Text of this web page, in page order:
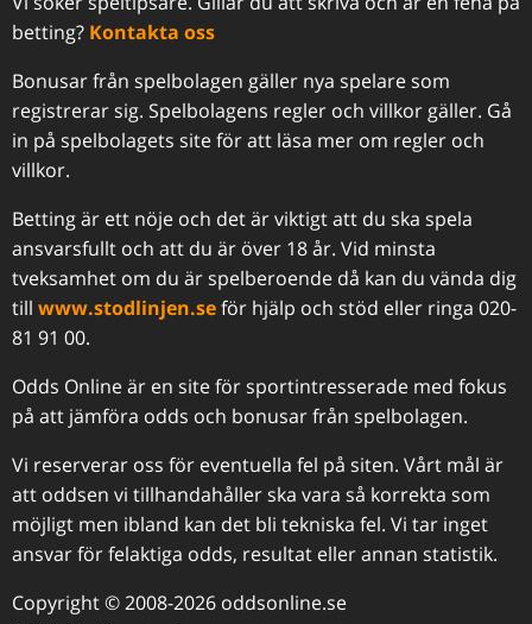
betting? Kontakta oss
Bonusar från spelbolagen gäller nya spelare som
registrerar sig. Spelbolagens regler och villkor gäller. Gå
in på spelbolagets site för att läsa mer om regler och
villkor.
Betting är ett nöje och det är viktigt att du ska spela
ansvarsfullt och att du är över 18 år. Vid minsta
tveksamhet om du är spelberoende då kan du vända dig
till www.stodlinjen.seför hjälp och stöd eller ringa 020-
81 91 00.
Odds Online är en site för sportintresserade med fokus
på att jämföra odds och bonusar från spelbolagen.
Vi reserverar oss för eventuella fel på siten. Vårt mål är
att oddsen vi tillhandahåller ska vara så korrekta som
möjligt men ibland kan det bli tekniska fel. Vi tar inget
ansvar för felaktiga odds, resultat eller annan statistik.
Copyright © 2008-2026 oddsonline.se